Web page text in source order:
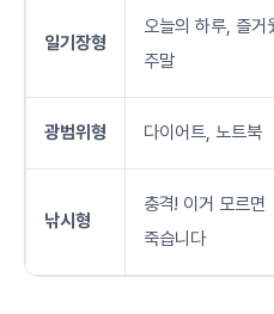
일기장형
오늘의 하루, 즐거
주말
광범위형 다이어트, 노트북
낚시형
충격! 이거 모르면
죽습니다